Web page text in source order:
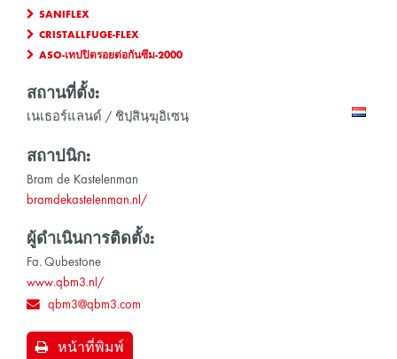
SANIFLEX
CRISTALLFUGE-FLEX
ASO-เทปปิดรอยต่อกันซึม-2000
สถานที่ตั้ง:
เนเธอร์แลนด์ / ชิปฺสินฺฆุอิเซนฺ
สถาปนิก:
Bram de Kastelenman
bramdekastelenman.nl/
ผู้ดำเนินการติดตั้ง:
Fa. Qubestone
www.qbm3.nl/
qbm3@qbm3.com
หน้าที่พิมพ์